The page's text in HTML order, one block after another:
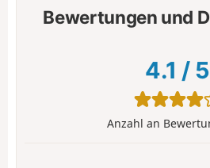
Bewertungen und
4.1 / 5
Anzahl an